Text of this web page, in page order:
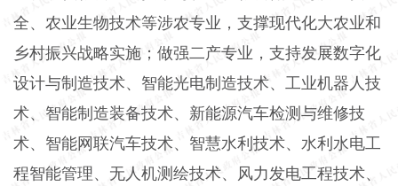
全、农业生物技术等涉农专业，支撑现代化大农业和
乡村振兴战略实施；做强二产专业，支持发展数字化
设计与制造技术、智能光电制造技术、工业机器人技
术、智能制造装备技术、新能源汽车检测与维修技
术、智能网联汽车技术、智慧水利技术、水利水电工
程智能管理、无人机测绘技术、风力发电工程技术、